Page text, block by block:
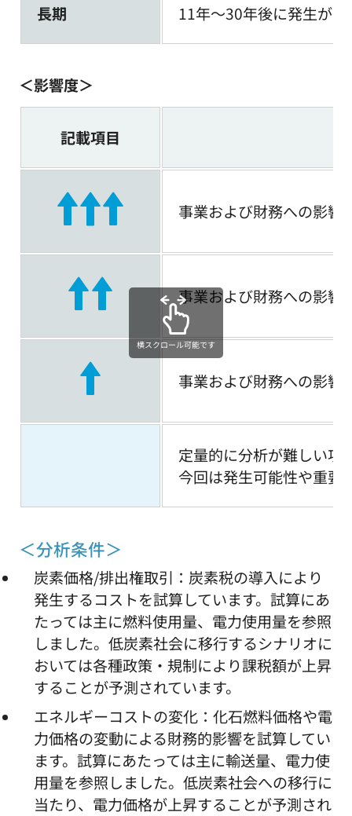
長期 11年～30年後に発生が
＜影響度＞
記載項目
事業および財務への影響
事業および財務への影響
事業および財務への影響
定量的に分析が難しい項
今回は発生可能性や重要
横スクロール可能です
＜分析条件＞
炭素価格/排出権取引：炭素税の導入により
発生するコストを試算しています。試算にあ
たっては主に燃料使用量、電力使用量を参照
しました。低炭素社会に移行するシナリオに
おいては各種政策・規制により課税額が上昇
することが予測されています。
エネルギーコストの変化：化石燃料価格や電
力価格の変動による財務的影響を試算してい
ます。試算にあたっては主に輸送量、電力使
用量を参照しました。低炭素社会への移行に
当たり、電力価格が上昇することが予測され